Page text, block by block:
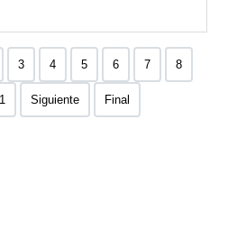
3 4 5 6 7 8
Siguiente Final